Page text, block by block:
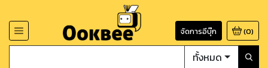
จัดการอีบุ๊ก (0)
ทั้งหมด